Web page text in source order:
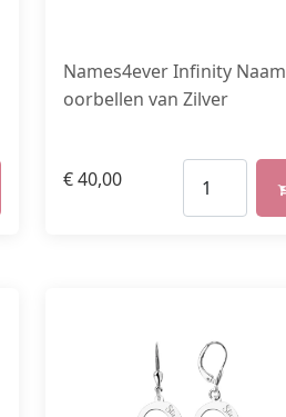
Names4ever Infinity Naam
oorbellen van Zilver
€40,00